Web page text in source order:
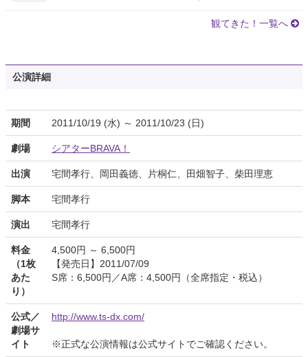
観てきた！一覧へ
公演詳細
期間 2011/10/19 (水) ～ 2011/10/23 (日)
劇場 シアターBRAVA！
出演 宅間孝行、岡田義徳、片桐仁、田畑智子、柴田理恵
脚本 宅間孝行
演出 宅間孝行
料金
（1枚
あた
り）
4,500円 ～ 6,500円
【発売日】2011/07/09
S席：6,500円／A席：4,500円（全席指定・税込）
公式／
劇場サ
イト
http://www.ts-dx.com/
※正式な公演情報は公式サイトでご確認ください。